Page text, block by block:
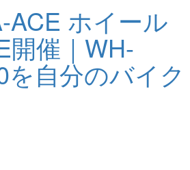
ACE ホイール
開催｜WH-
を自分のバイク